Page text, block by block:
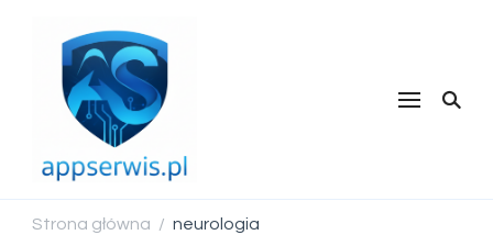
Strona główna / neurologia